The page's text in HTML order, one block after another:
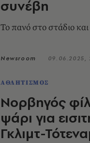
συνέβη
Το πανό στο στάδιο
Newsroom 09.06.2025,
ΑΘΛΗΤΙΣΜΟΣ
Νορβηγός
ψάρι για
Γκλιμτ-